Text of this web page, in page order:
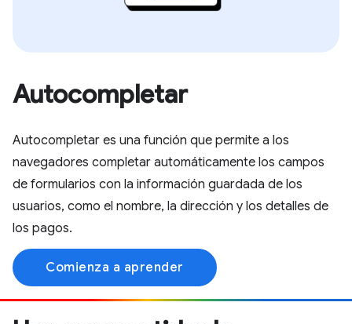
Autocompletar
Autocompletar es una función que permite a los
navegadores completar automáticamente los campos
de formularios con la información guardada de los
usuarios, como el nombre, la dirección y los detalles de
los pagos.
Comienza a aprender